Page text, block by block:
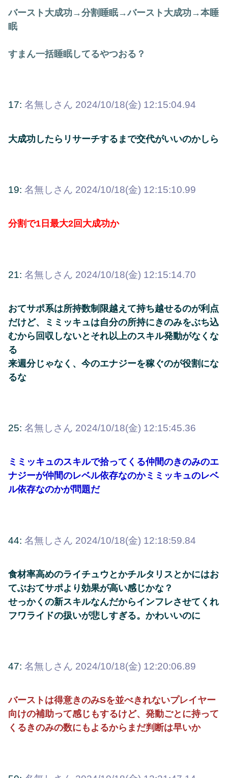
バースト大成功→分割睡眠→バースト大成功→本睡
眠
すまん一括睡眠してるやつおる？
17: 名無しさん 2024/10/18(金) 12:15:04.94
大成功したらリサーチするまで交代がいいのかしら
19: 名無しさん 2024/10/18(金) 12:15:10.99
分割で1日最大2回大成功か
21: 名無しさん 2024/10/18(金) 12:15:14.70
おてサポ系は所持数制限越えて持ち越せるのが利点
だけど、ミミッキュは自分の所持にきのみをぶち込
むから回収しないとそれ以上のスキル発動がなくな
る
来週分じゃなく、今のエナジーを稼ぐのが役割にな
るな
25: 名無しさん 2024/10/18(金) 12:15:45.36
ミミッキュのスキルで拾ってくる仲間のきのみのエ
ナジーが仲間のレベル依存なのかミミッキュのレベ
ル依存なのかが問題だ
44: 名無しさん 2024/10/18(金) 12:18:59.84
食材率高めのライチュウとかチルタリスとかにはお
てぶおてサポより効果が高い感じかな？
せっかくの新スキルなんだからインフレさせてくれ
フワライドの扱いが悲しすぎる。かわいいのに
47: 名無しさん 2024/10/18(金) 12:20:06.89
バーストは得意きのみSを並べきれないプレイヤー
向けの補助って感じもするけど、発動ごとに持って
くるきのみの数にもよるからまだ判断は早いか